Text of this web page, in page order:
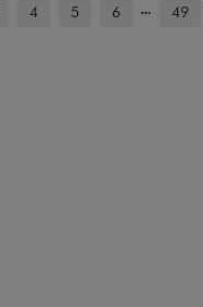
4 5 6 49